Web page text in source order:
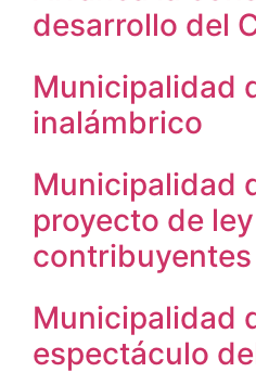
desarrollo del
Municipalidad
inalámbrico
Municipalidad
proyecto de
Municipalidad
espectáculo